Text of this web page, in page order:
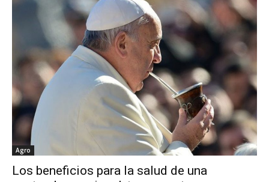
Agro
Los beneficios para la salud de una